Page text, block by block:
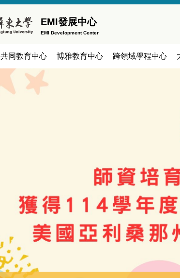
EMI發展中心
EMI Development Center
共同教育中心 博雅教育中心 跨領域學程中心